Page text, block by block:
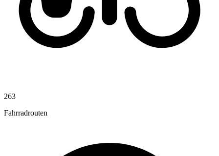
263
Fahrradrouten